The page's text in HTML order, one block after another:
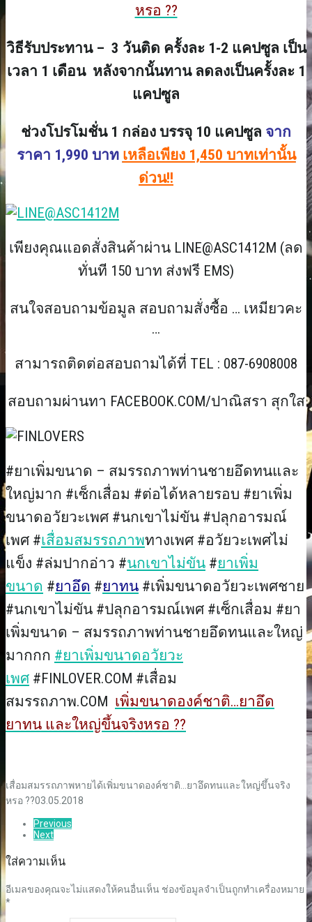
หรอ ??
วิธีรับประทาน – 3 วันติด ครั้งละ 1-2 แคปซูล เป็น
เวลา 1 เดือน หลังจากนั้นทาน ลดลงเป็นครั้งละ 1
แคปซูล
ช่วงโปรโมชั่น 1 กล่อง บรรจุ 10 แคปซูล จาก
ราคา 1,990 บาท เหลือเพียง 1,450 บาทเท่านั้น
ด่วน!!
เพียงคุณแอดสั่งสินค้าผ่าน LINE@ASC1412M (ลด
ทั่นที 150 บาท ส่งฟรี EMS)
สนใจสอบถามข้อมูล สอบถามสั่งซื้อ … เหมียวคะ
…
สามารถติดต่อสอบถามได้ที่ TEL : 087-6908008
สอบถามผ่านทา FACEBOOK.COM/ปาณิสรา สุกใส
#ยาเพิ่มขนาด – สมรรถภาพท่านชายอึดทนและ
ใหญ่มาก #เซ็กเสื่อม #ต่อได้หลายรอบ #ยาเพิ่ม
ขนาดอวัยวะเพศ #นกเขาไม่ขัน #ปลุกอารมณ์
เพศ #เสื่อมสมรรถภาพทางเพศ #อวัยวะเพศไม่
แข็ง #ล่มปากอ่าว #นกเขาไม่ขัน #ยาเพิ่ม
ขนาด #ยาอึด #ยาทน #เพิ่มขนาดอวัยวะเพศชาย
#นกเขาไม่ขัน #ปลุกอารมณ์เพศ #เซ็กเสื่อม #ยา
เพิ่มขนาด – สมรรถภาพท่านชายอึดทนและใหญ่
มากกก #ยาเพิ่มขนาดอวัยวะ
เพศ #FINLOVER.COM #เสื่อม
สมรรถภาพ.COM เพิ่มขนาดองค์ชาติ…ยาอึด
ยาทน และใหญ่ขึ้นจริงหรอ ??
เสื่อมสมรรถภาพหายได้เพิ่มขนาดองค์ชาติ…ยาอึดทนและใหญ่ขึ้นจริง
หรอ ??03.05.2018
Previous
Next
ใส่ความเห็น
อีเมลของคุณจะไม่แสดงให้คนอื่นเห็น ช่องข้อมูลจำเป็นถูกทำเครื่องหมาย
*